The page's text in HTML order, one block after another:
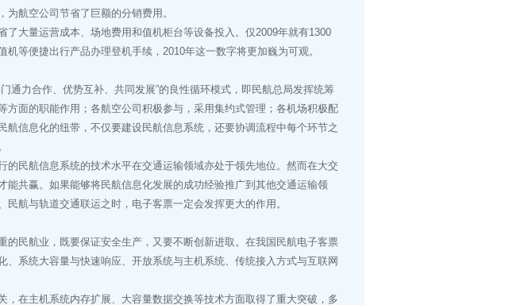
航空公司节省了巨额的分销费用。
大量运营成本、场地费用和值机柜台等设备投入。仅2009年就有1300
等便捷出行产品办理登机手续，2010年这一数字将更加巍为可观。
力合作、优势互补、共同发展”的良性循环模式，即民航总局发挥统筹
方面的职能作用；各航空公司积极参与，采用集约式管理；各机场积极配
信息化的纽带，不仅要建设民航信息系统，还要协调流程中每个环节之
民航信息系统的技术水平在交通运输领域亦处于领先地位。然而在大交
能共赢。如果能够将民航信息化发展的成功经验推广到其他交通运输领
航与轨道交通联运之时，电子客票一定会发挥更大的作用。
民航业，既要保证安全生产，又要不断创新进取。在我国民航电子客票
、系统大容量与快速响应、开放系统与主机系统、传统接入方式与互联网
在主机系统内存扩展、大容量数据交换等技术方面取得了重大突破，多